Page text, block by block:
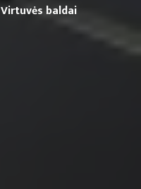
Virtuvės baldai